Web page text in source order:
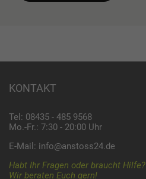
KONTAKT
Tel: 08435 - 485 9568
Mo.-Fr.: 7:30 - 20:00 Uhr
E-Mail: info@anstoss24.de
Habt Ihr Fragen oder braucht Hilfe?
Wir beraten Euch gern!